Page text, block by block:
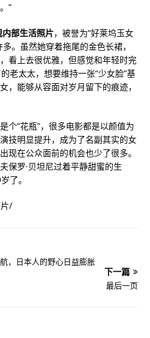
”
部生活照片，被誉为“好莱坞玉女
。虽然她穿着拖尾的金色长裙，
看上去很优雅，但感觉和年轻时完
老太太，想要维持一张“少女脸”基
，能够从容面对岁月留下的痕迹，
个“花瓶”，很多电影都是以颜值为
技明显提升，成为了名副其实的女
现在公众面前的机会也少了很多。
保罗·贝坦尼过着平静甜蜜的生
了。
/
，日本人的野心日益膨胀
下一篇
最后一页